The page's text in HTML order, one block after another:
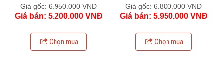
Giá gốc: 6.950.000 VNĐ
Giá bán: 5.200.000 VNĐ
Chọn mua
Giá gốc: 6.800.000 VNĐ
Giá bán: 5.950.000 VNĐ
Chọn mua